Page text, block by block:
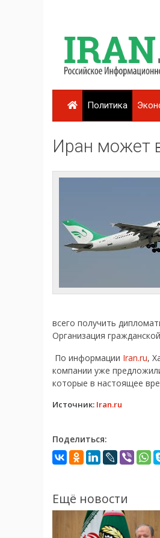
Политика
Иран может
всего получить
Организация
По информации Iran.ru,
компании уже
которые в настоящее
Источник: Iran.ru
Поделиться:
Ещё новости